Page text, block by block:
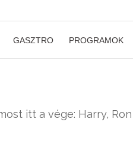
GASZTRO PROGRAMOK
itt a vége: Harry,